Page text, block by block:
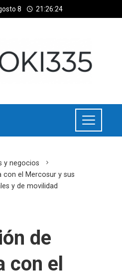
8 21:26:25
y negocios
con el Mercosur y sus
y de movilidad
de
con el